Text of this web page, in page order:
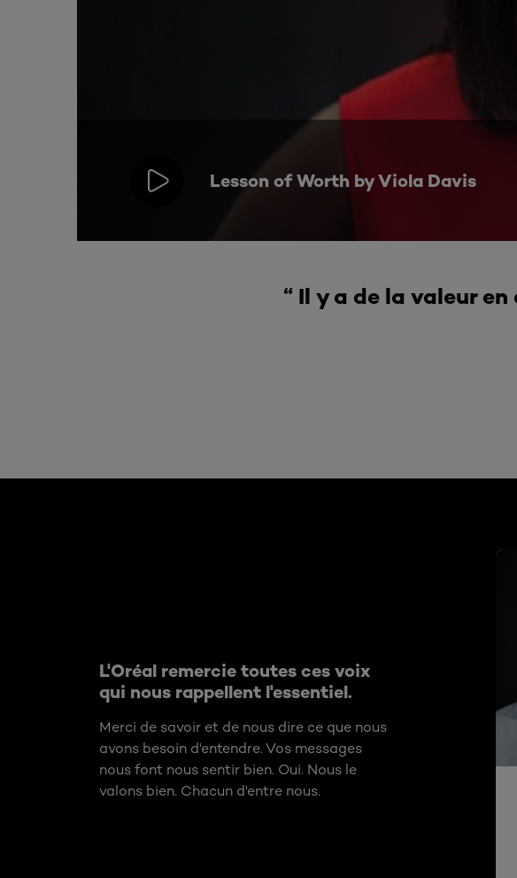
Lesson of Worth by Viola Davis
“ Il y a de la valeur
L'Oréal remercie toutes ces voix
qui nous rappellent l'essentiel.
Merci de savoir et de nous dire ce que nous
avons besoin d'entendre. Vos messages
nous font nous sentir bien. Oui. Nous le
valons bien. Chacun d'entre nous.